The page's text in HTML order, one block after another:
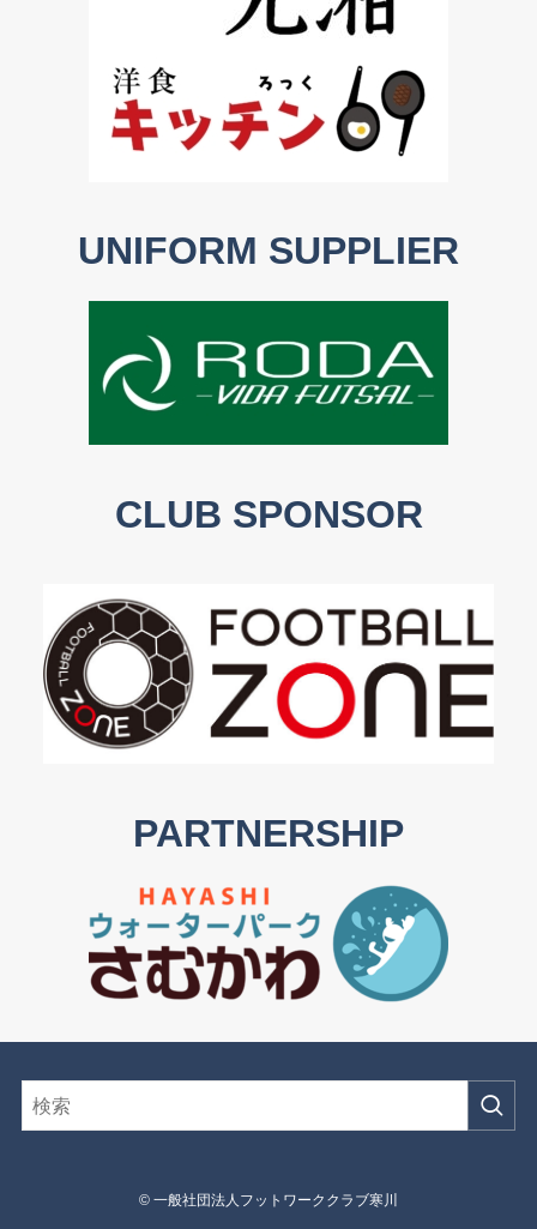
UNIFORM SUPPLIER
CLUB SPONSOR
PARTNERSHIP
© 一般社団法人フットワーククラブ寒川